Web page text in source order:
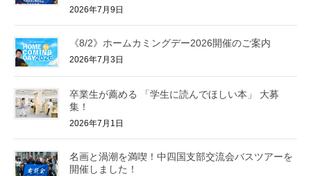
2026年7月9日
《8/2》ホームカミングデー2026開催のご案内
2026年7月3日
卒業生が薦める 「学生に読んでほしい本」 大募
集！
2026年7月1日
名画と渦潮を満喫！中四国支部交流会バスツアーを
開催しました！